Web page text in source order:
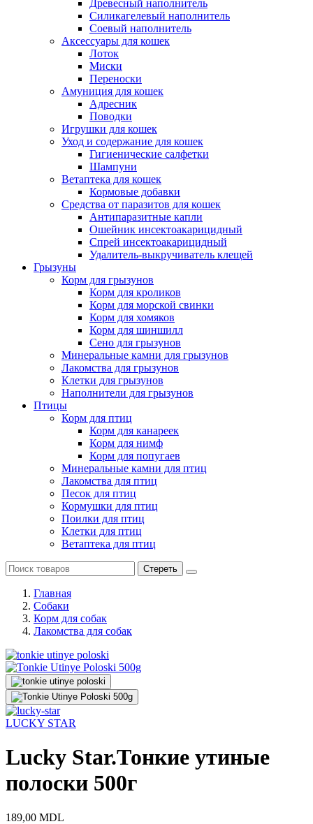
Древесный наполнитель
Силикагелевый наполнитель
Соевый наполнитель
Аксессуары для кошек
Лоток
Миски
Переноски
Амуниция для кошек
Адресник
Поводки
Игрушки для кошек
Уход и содержание для кошек
Гигиенические салфетки
Шампуни
Ветаптека для кошек
Кормовые добавки
Средства от паразитов для кошек
Антипаразитные капли
Ошейник инсектоакарицидный
Спрей инсектоакарицидный
Удалитель-выкручиватель клещей
Грызуны
Корм для грызунов
Корм для кроликов
Корм для морской свинки
Корм для хомяков
Корм для шиншилл
Сено для грызунов
Минеральные камни для грызунов
Лакомства для грызунов
Клетки для грызунов
Наполнители для грызунов
Птицы
Корм для птиц
Корм для канареек
Корм для нимф
Корм для попугаев
Минеральные камни для птиц
Лакомства для птиц
Песок для птиц
Кормушки для птиц
Поилки для птиц
Клетки для птиц
Ветаптека для птиц
Стереть
Главная
Cобаки
Корм для собак
Лакомства для собак
LUCKY STAR
Lucky Star.Тонкие утиные
полоски 500г
189,00 MDL